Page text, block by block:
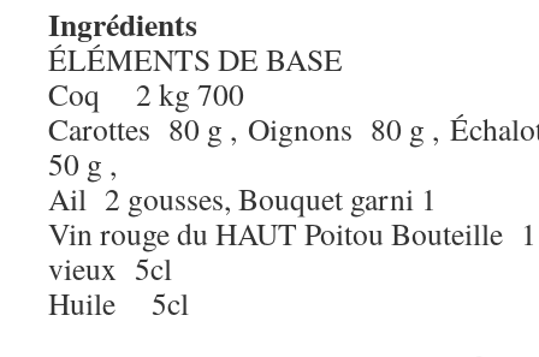
Ingrédients
ÉLÉMENTS DE BASE
Coq 2 kg 700
Carottes 80 g , Oignons 80 g ,
50 g ,
Ail 2 gousses, Bouquet garni 1
Vin rouge du HAUT Poitou Bouteille
vieux 5cl
Huile 5cl